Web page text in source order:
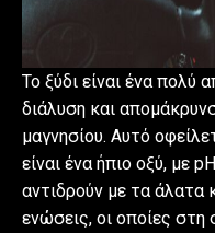
Το ξύδι είναι ένα πολύ
διάλυση και
μαγνησίου. Αυτό
είναι ένα ήπιο οξύ, με
αντιδρούν με τα άλατα
ενώσεις, οι οποίες στη